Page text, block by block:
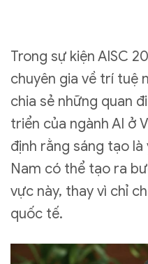
Trong sự kiện AISC
chuyên gia về trí tuệ
chia sẻ những quan
triển của ngành AI ở
định rằng sáng tạo
Nam có thể tạo ra
vực này, thay vì chỉ
quốc tế.